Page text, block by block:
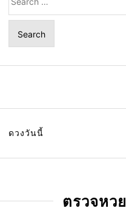
for:
ดวงวันนี้
ตรวจหวย